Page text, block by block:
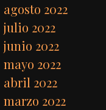
agosto 2022
julio 2022
junio 2022
mayo 2022
abril 2022
marzo 2022